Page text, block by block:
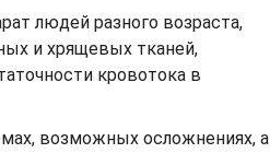
людей разного возраста,
и хрящевых тканей,
кровотока в
возможных осложнениях, а